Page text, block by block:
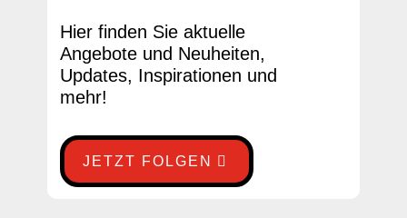
Hier finden Sie aktuelle
Angebote und Neuheiten,
Updates, Inspirationen und
mehr!
JETZT FOLGEN